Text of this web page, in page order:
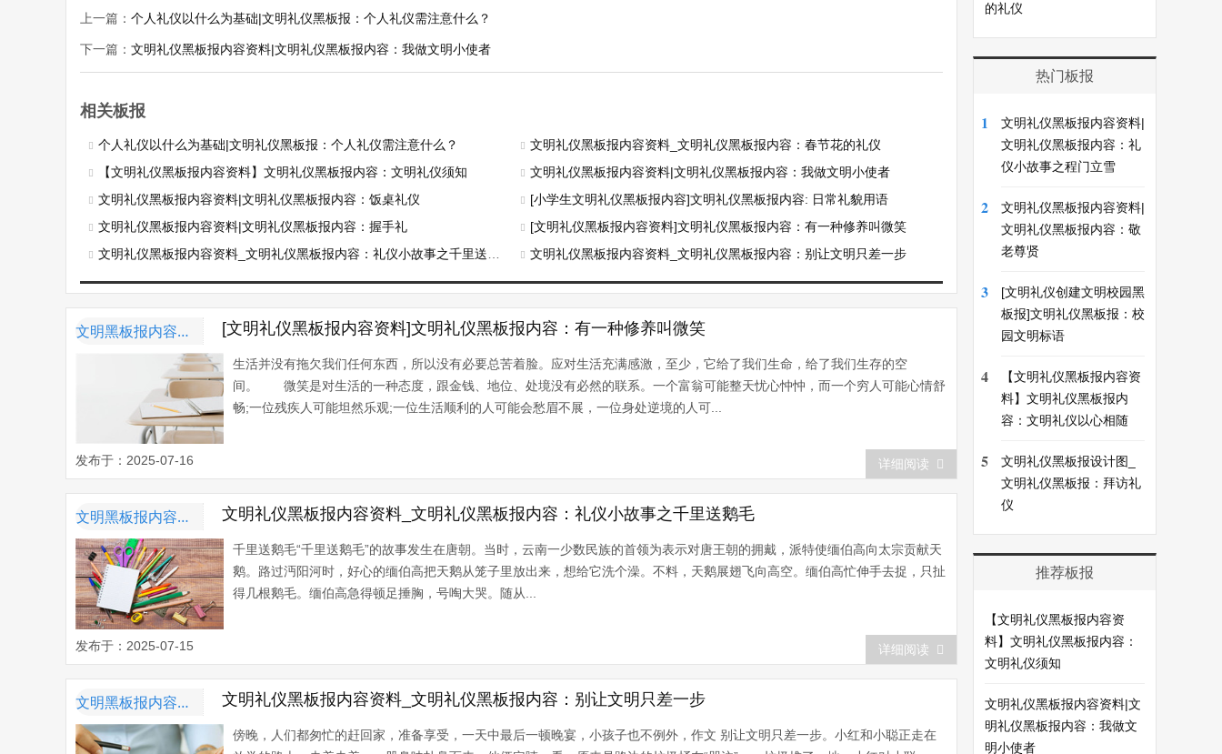
上一篇： 个人礼仪以什么为基础|文明礼仪黑板报：个人礼仪需注意什么？
下一篇： 文明礼仪黑板报内容资料|文明礼仪黑板报内容：我做文明小使者
相关板报
个人礼仪以什么为基础|文明礼仪黑板报：个人礼仪需注意什么？
文明礼仪黑板报内容资料_文明礼仪黑板报内容：春节花的礼仪
【文明礼仪黑板报内容资料】文明礼仪黑板报内容：文明礼仪须知
文明礼仪黑板报内容资料|文明礼仪黑板报内容：我做文明小使者
文明礼仪黑板报内容资料|文明礼仪黑板报内容：饭桌礼仪
[小学生文明礼仪黑板报内容]文明礼仪黑板报内容: 日常礼貌用语
文明礼仪黑板报内容资料|文明礼仪黑板报内容：握手礼
[文明礼仪黑板报内容资料]文明礼仪黑板报内容：有一种修养叫微笑
文明礼仪黑板报内容资料_文明礼仪黑板报内容：礼仪小故事之千里送鹅毛
文明礼仪黑板报内容资料_文明礼仪黑板报内容：别让文明只差一步
文明黑板报内容资料 [文明礼仪黑板报内容资料]文明礼仪黑板报内容：有一种修养叫微笑
生活并没有拖欠我们任何东西，所以没有必要总苦着脸。应对生活充满感激，至少，它给了我们生命，给了我们生存的空
间。 微笑是对生活的一种态度，跟金钱、地位、处境没有必然的联系。一个富翁可能整天忧心忡忡，而一个穷人可能心情舒
畅;一位残疾人可能坦然乐观;一位生活顺利的人可能会愁眉不展，一位身处逆境的人可...
发布于：2025-07-16 详细阅读
文明黑板报内容资料 文明礼仪黑板报内容资料_文明礼仪黑板报内容：礼仪小故事之千里送鹅毛
千里送鹅毛“千里送鹅毛”的故事发生在唐朝。当时，云南一少数民族的首领为表示对唐王朝的拥戴，派特使缅伯高向太宗贡献天
鹅。路过沔阳河时，好心的缅伯高把天鹅从笼子里放出来，想给它洗个澡。不料，天鹅展翅飞向高空。缅伯高忙伸手去捉，只扯
得几根鹅毛。缅伯高急得顿足捶胸，号啕大哭。随从...
发布于：2025-07-15 详细阅读
文明黑板报内容资料 文明礼仪黑板报内容资料_文明礼仪黑板报内容：别让文明只差一步
傍晚，人们都匆忙的赶回家，准备享受，一天中最后一顿晚宴，小孩子也不例外，作文 别让文明只差一步。小红和小聪正走在
的礼仪
热门板报
1
文明礼仪黑板报内容资料|
文明礼仪黑板报内容：礼
仪小故事之程门立雪
2
文明礼仪黑板报内容资料|
文明礼仪黑板报内容：敬
老尊贤
3
[文明礼仪创建文明校园黑
板报]文明礼仪黑板报：校
园文明标语
4
【文明礼仪黑板报内容资
料】文明礼仪黑板报内
容：文明礼仪以心相随
5
文明礼仪黑板报设计图_
文明礼仪黑板报：拜访礼
仪
推荐板报
【文明礼仪黑板报内容资
料】文明礼仪黑板报内容：
文明礼仪须知
文明礼仪黑板报内容资料|文
明礼仪黑板报内容：我做文
明小使者